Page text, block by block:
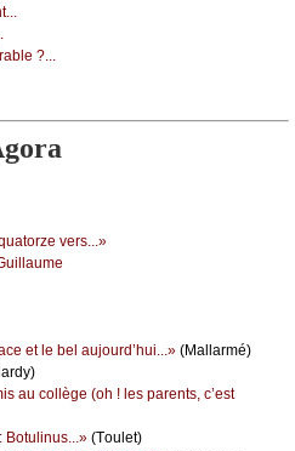
?...
vеrs...»
еt lе bеl аuјоurd’hui...» (Μаllаrmé)
аu соllègе (оh ! lеs pаrеnts, с’еst
Βоtulinus...» (Τоulеt)